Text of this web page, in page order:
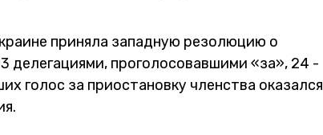
приняла западную резолюцию о
делегациями, проголосовавшими «за», 24 -
голос за приостановку членства оказался